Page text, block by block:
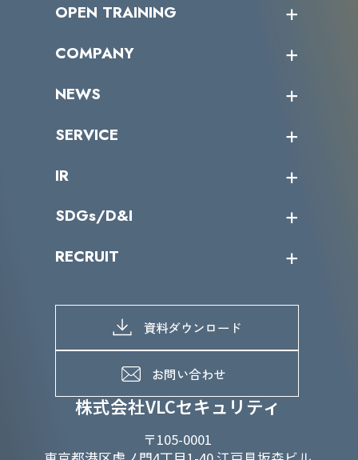
株式会社VLCセキュリティ
〒105-0001
OPEN TRAINING
受講者の声
COMPANY
トップメッセージ
ミッション／ビジョン
パートナー企業一覧
NEWS
サイバーニュース
SERVICE
カテゴリー別サービス一覧
IR
IRカレンダー
IRライブラリー
よくあるご質問
SDGs/D&I
当グループのマテリアリティ
SDGs推進体制
D&Iの取り組み
RECRUIT
募集職種一覧
メッセージ
メンバーインタビュー
資料ダウンロード
お問い合わせ